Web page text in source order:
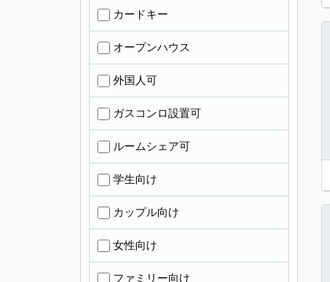
カードキー
オープンハウス
外国人可
ガスコンロ設置可
ルームシェア可
学生向け
カップル向け
女性向け
ファミリー向け